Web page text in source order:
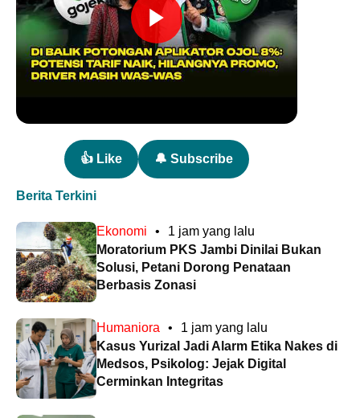
👍 Like 🔔 Subscribe
Berita Terkini
Ekonomi •
1 jam yang lalu
Moratorium PKS Jambi Dinilai Bukan
Solusi, Petani Dorong Penataan
Berbasis Zonasi
Humaniora •
1 jam yang lalu
Kasus Yurizal Jadi Alarm Etika Nakes di
Medsos, Psikolog: Jejak Digital
Cerminkan Integritas